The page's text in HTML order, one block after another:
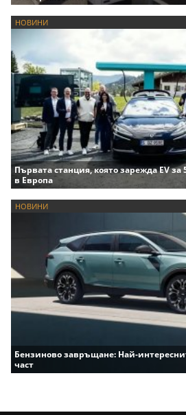
НОВИНИ
Първата станция, която зарежда EV
в Европа
НОВИНИ
Бензиново завръщане: Най-
част